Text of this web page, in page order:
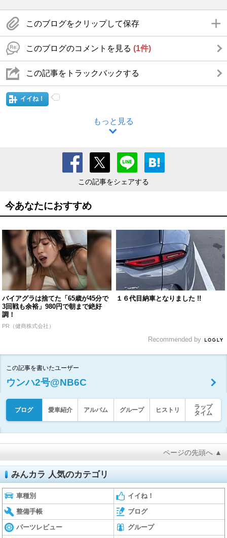
このブログをクリップして保存
このブログのコメントを見る (1件)
この記事をトラックバックする
イイね！
もっと見る
この記事をシェアする
今あなたにおすすめ
バイアグラは捨てた「65歳が45分で
3回戦も余裕」980円で朝まで絶好
調！
PR（健商株式会社）
１６代目納車となりました !!
Recommended by
この記事を書いたユーザー
ウンハ2号@NB6C
ブログ 愛車紹介 アルバム グループ ヒストリ
ラップ
タイム
ページの先頭へ ▲
みんカラ 人気のカテゴリ
車種別 イイね！
整備手帳 ブログ
パーツレビュー グループ